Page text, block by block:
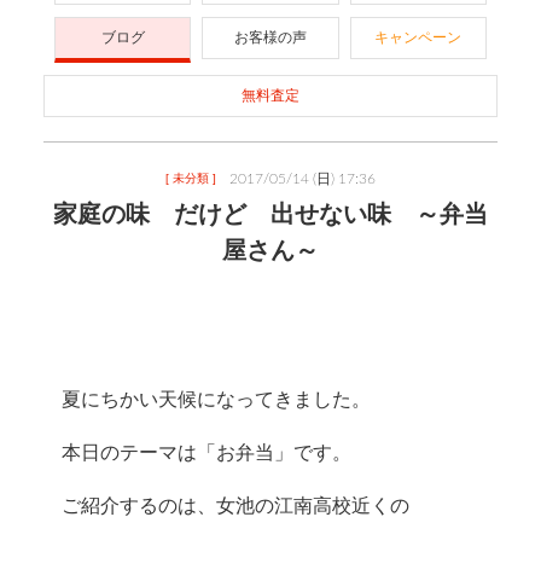
ブログ お客様の声 キャンペーン
無料査定
[ 未分類 ] 2017/05/14 (日) 17:36
家庭の味 だけど 出せない味 ～弁当
屋さん～
夏にちかい天候になってきました。
本日のテーマは「お弁当」です。
ご紹介するのは、女池の江南高校近くの